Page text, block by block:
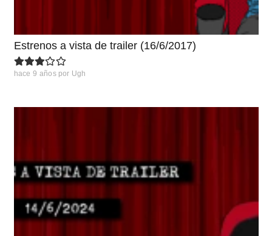
Estrenos a vista de trailer (16/6/2017)
hace 9 años por Ugh